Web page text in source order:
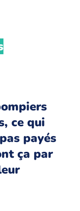
ce qui
payés
ça par